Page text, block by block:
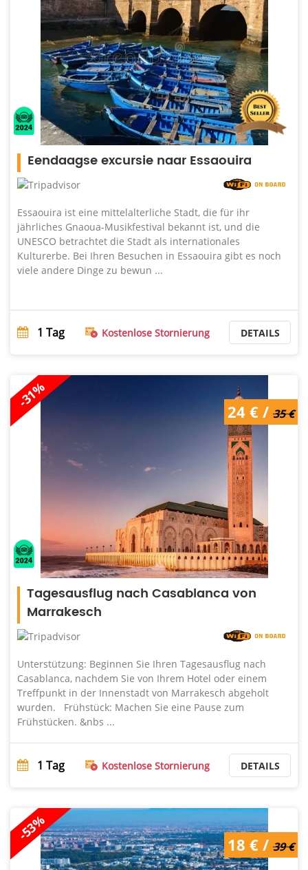
Eendaagse excursie naar Essaouira
Essaouira ist eine mittelalterliche Stadt, die für ihr
jährliches Gnaoua-Musikfestival bekannt ist, und die
UNESCO betrachtet die Stadt als internationales
Kulturerbe. Bei Ihren Besuchen in Essaouira gibt es noch
viele andere Dinge zu bewun ...
1 Tag Kostenlose Stornierung DETAILS
-31%
24 € / 35 €
Tagesausflug nach Casablanca von
Marrakesch
Unterstützung: Beginnen Sie Ihren Tagesausflug nach
Casablanca, nachdem Sie von Ihrem Hotel oder einem
Treffpunkt in der Innenstadt von Marrakesch abgeholt
wurden. Frühstück: Machen Sie eine Pause zum
Frühstücken. &nbs ...
1 Tag Kostenlose Stornierung DETAILS
-53%
18 € / 39 €